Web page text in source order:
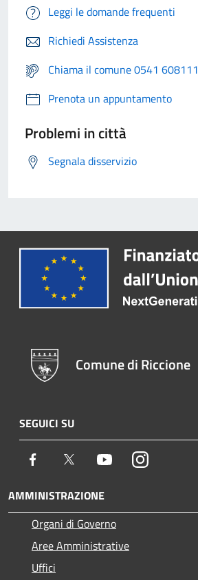
Leggi le domande frequenti
Richiedi Assistenza
Chiama il comune 0541 608111
Prenota un appuntamento
Problemi in città
Segnala disservizio
Comune di Riccione
SEGUICI SU
Facebook Twitter YoutubeInstagram
AMMINISTRAZIONE
Organi di Governo
Aree Amministrative
Uffici